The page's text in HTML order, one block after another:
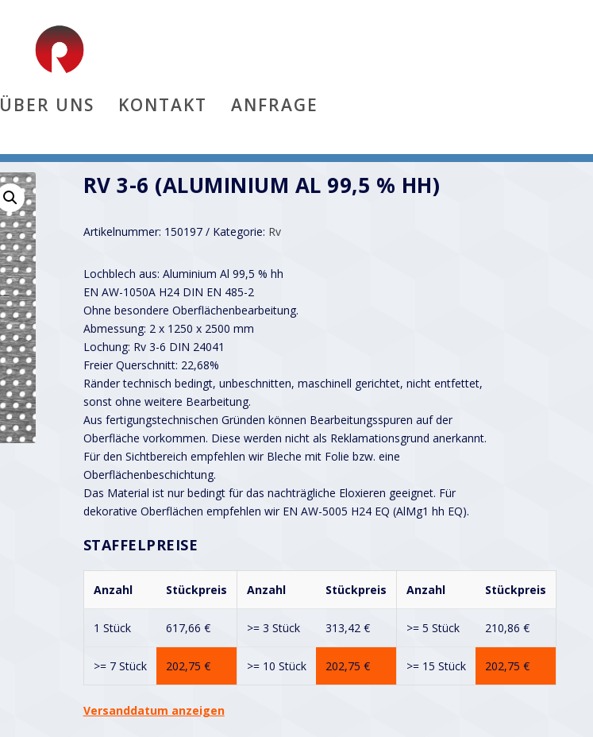
ÜBER UNS KONTAKT ANFRAGE
RV 3-6 (ALUMINIUM AL 99,5 % HH)
Artikelnummer: 150197 Kategorie: Rv
Lochblech aus: Aluminium Al 99,5 % hh
EN AW-1050A H24 DIN EN 485-2
Ohne besondere Oberflächenbearbeitung.
Abmessung: 2 x 1250 x 2500 mm
Lochung: Rv 3-6 DIN 24041
Freier Querschnitt: 22,68%
Ränder technisch bedingt, unbeschnitten, maschinell gerichtet, nicht entfettet,
sonst ohne weitere Bearbeitung.
Aus fertigungstechnischen Gründen können Bearbeitungsspuren auf der
Oberfläche vorkommen. Diese werden nicht als Reklamationsgrund anerkannt.
Für den Sichtbereich empfehlen wir Bleche mit Folie bzw. eine
Oberflächenbeschichtung.
Das Material ist nur bedingt für das nachträgliche Eloxieren geeignet. Für
dekorative Oberflächen empfehlen wir EN AW-5005 H24 EQ (AlMg1 hh EQ).
STAFFELPREISE
Anzahl Stückpreis Anzahl Stückpreis Anzahl Stückpreis
1 Stück 617,66 € >= 3 Stück 313,42 € >= 5 Stück 210,86 €
>= 7 Stück 202,75 € >= 10 Stück 202,75 € >= 15 Stück 202,75 €
Versanddatum anzeigen